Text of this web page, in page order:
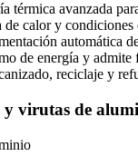
avanzada
calor y
de energía y
reciclaje y
virutas de